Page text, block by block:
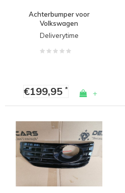
Achterbumper voor
Volkswagen
Transporter T5.1
Deliverytime
€199,95* +